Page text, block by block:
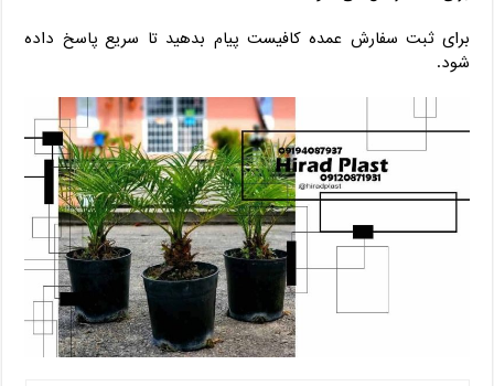
برای ثبت سفارش عمده کافیست پیام بدهید تا سریع پاسخ داده
شود.